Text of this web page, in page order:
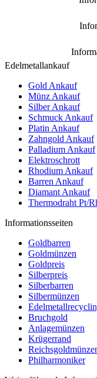
Edelmetallankauf
Gold Ankauf
Münz Ankauf
Silber Ankauf
Schmuck Ankauf
Platin Ankauf
Zahngold Ankauf
Palladium Ankauf
Elektroschrott
Rhodium Ankauf
Barren Ankauf
Diamant Ankauf
Thermodraht Pt/
Informationsseiten
Goldbarren
Goldmünzen
Goldpreis
Silberpreis
Silberbarren
Silbermünzen
Bruchgold
Anlagemünzen
Krügerrand
Philharmoniker